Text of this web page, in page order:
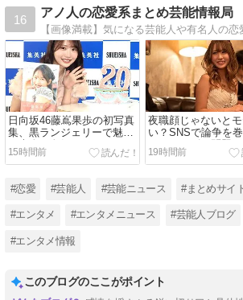
16
アノ人の恋愛系まとめ芸能情報局
日向坂46藤嶌果歩の初写真
集、黒ランジェリーで魅せ
る大人の色気！
15時間前
夜職顔じゃないと
い？SNSで論争を
すルッキズム問題
19時間前
#恋愛 #芸能人 #芸能ニュース #まとめサイ
#エンタメ #エンタメニュース #芸能人ブログ
#エンタメ情報
このブログのここがポイント